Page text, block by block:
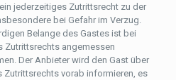
jederzeitiges Zutrittsrecht zu der
bei Gefahr im Verzug.
Belange des Gastes ist bei
Zutrittsrechts angemessen
Der Anbieter wird den Gast über
Zutrittsrechts vorab informieren, es